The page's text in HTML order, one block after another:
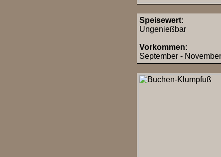
Speisewert:
Ungenießbar
Vorkommen:
September -